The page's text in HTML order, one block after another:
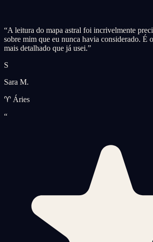
“A leitura do mapa astral foi incrivelmente
sobre mim que eu nunca havia considerado. É
mais detalhado que já usei.”
S
Sara M.
♈ Áries
“